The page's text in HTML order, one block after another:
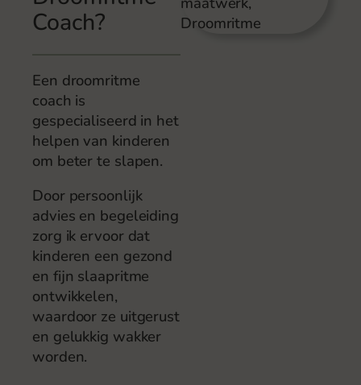
Coach?
Een droomritme
coach is
gespecialiseerd in het
helpen van kinderen
om beter te slapen.
Door persoonlijk
advies en begeleiding
zorg ik ervoor dat
kinderen een gezond
en fijn slaapritme
ontwikkelen,
waardoor ze uitgerust
en gelukkig wakker
worden.